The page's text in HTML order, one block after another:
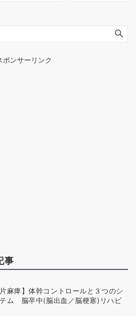
ポンサーリンク
事
片麻痺】体幹コントロールと３つのシ
ム 脳卒中(脳出血／脳梗塞)リハビ